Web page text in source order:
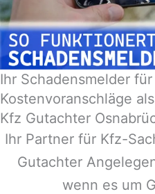
Ihr Schadensmelder
Kostenvoranschläge
Kfz Gutachter
Ihr Partner für Kfz-
Gutachter
wenn es um